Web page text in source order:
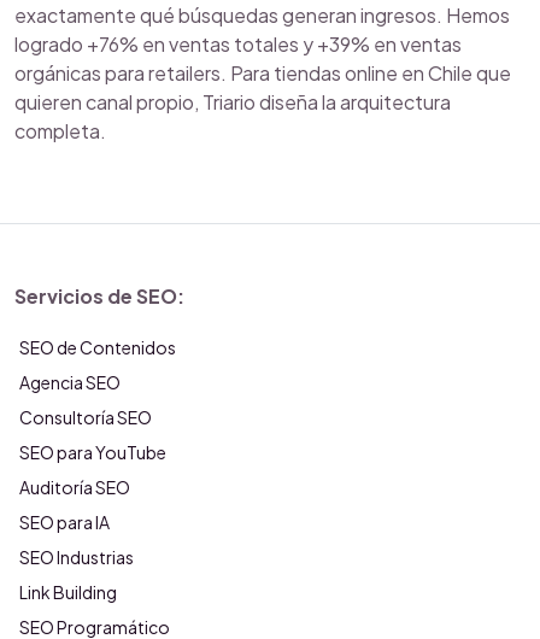
exactamente qué búsquedas generan ingresos. Hemos
logrado +76% en ventas totales y +39% en ventas
orgánicas para retailers. Para tiendas online en Chile que
quieren canal propio, Triario diseña la arquitectura
completa.
Servicios de SEO:
SEO de Contenidos
Agencia SEO
Consultoría SEO
SEO para YouTube
Auditoría SEO
SEO para IA
SEO Industrias
Link Building
SEO Programático